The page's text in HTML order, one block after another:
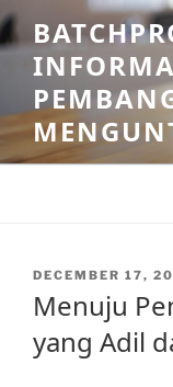
Skip
to
content
POSTED
DECEMBER 17,
Menuju
yang Adil